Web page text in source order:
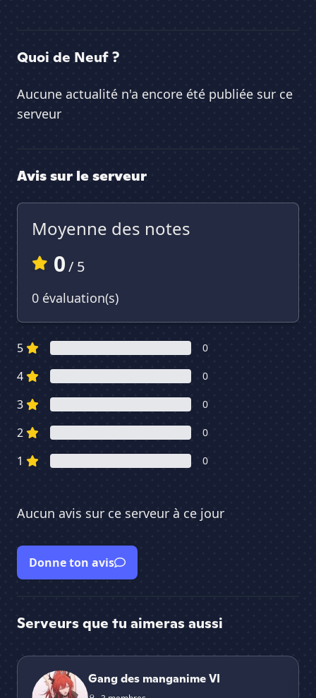
Quoi de Neuf ?
Aucune actualité n'a encore été publiée sur ce
serveur
Avis sur le serveur
Moyenne des notes
0/ 5
0 évaluation(s)
5 0
4 0
3 0
2 0
1 0
Aucun avis sur ce serveur à ce jour
Donne ton avis
Serveurs que tu aimeras aussi
Gang des manganime VI
Gang des manganime VI